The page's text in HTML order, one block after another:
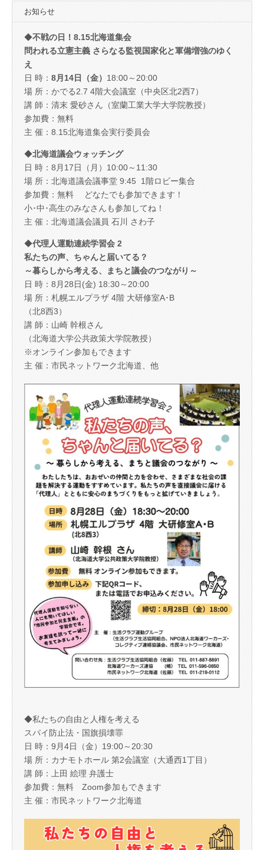
お知らせ
◆不戦の日！8.15北海道集会
問われる立憲主義 さらなる監視国家化と軍備増強のゆく
え
日 時： 8月14日（金） 18:00～20:00
場 所：かでる2.7 4階大会議室（中央区北2西7）
講 師：清末 愛砂さん（室蘭工業大学大学院教授）
参加費：無料
主 催：8.15北海道集会実行委員会
◆北海道議会ウォッチング
日 時：8月17日（月）10:00～11:30
場 所：北海道議会議事堂 9:45 1階ロビー集合
参加費：無料 どなたでも参加できます！
小･中･高生のみなさんも参加してね！
主 催：北海道議会議員 石川 さわ子
◆代理人運動連続学習会 2
私たちの声、ちゃんと届いてる？
～暮らしから考える、まちと議会のつながり～
日 時：8月28日(金) 18:30～20:00
場 所：札幌エルプラザ 4階 大研修室A･B
（北8西3）
講 師：山崎 幹根さん
（北海道大学公共政策大学院教授）
※オンライン参加もできます
主 催：市民ネットワーク北海道、他
◆私たちの自由と人権を考える
スパイ防止法・国旗損壊罪
日 時：9月4日（金）19:00～20:30
場 所：カナモトホール 第2会議室（大通西1丁目）
講 師：上田 絵理 弁護士
参加費：無料 Zoom参加もできます
主 催：市民ネットワーク北海道